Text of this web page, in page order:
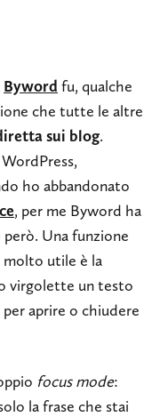
Byword fu, qualche
che tutte le altre
sui blog.
ho abbandonato
, per me Byword ha
Una funzione
molto utile è la
virgolette un testo
aprire o chiudere
focus mode:
la frase che stai